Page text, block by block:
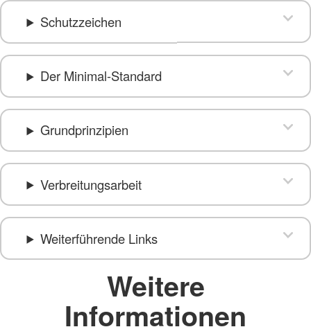
Schutzzeichen
Der Minimal-Standard
Grundprinzipien
Verbreitungsarbeit
Weiterführende Links
Weitere
Informationen